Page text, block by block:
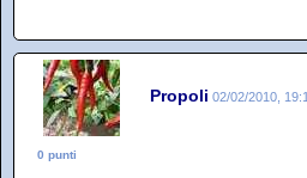
Propoli 02/02/2010,
0 punti